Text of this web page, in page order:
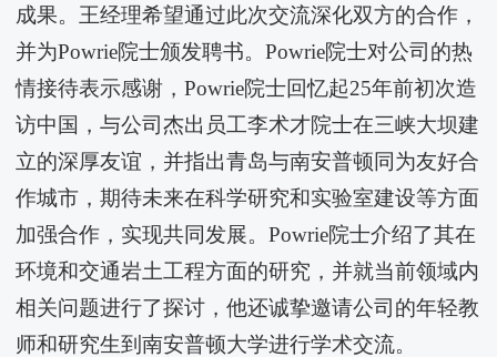
成果。王经理希望通过此次交流深化双方的合作，
并为Powrie院士颁发聘书。Powrie院士对公司的热
情接待表示感谢，Powrie院士回忆起25年前初次造
访中国，与公司杰出员工李术才院士在三峡大坝建
立的深厚友谊，并指出青岛与南安普顿同为友好合
作城市，期待未来在科学研究和实验室建设等方面
加强合作，实现共同发展。Powrie院士介绍了其在
环境和交通岩土工程方面的研究，并就当前领域内
相关问题进行了探讨，他还诚挚邀请公司的年轻教
师和研究生到南安普顿大学进行学术交流。